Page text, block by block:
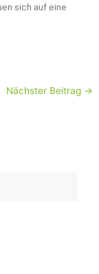
sich auf eine
Nächster Beitrag →